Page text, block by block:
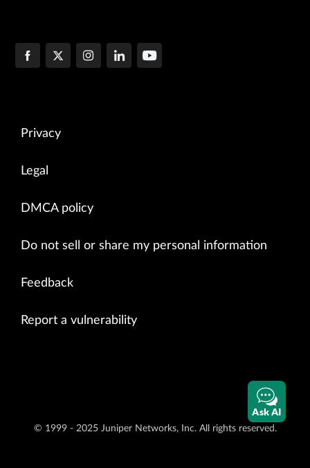
Privacy
Legal
DMCA policy
Do not sell or share my personal information
Feedback
Report a vulnerability
© 1999 - 2025 Juniper Networks, Inc. All rights reserved.
Ask AI